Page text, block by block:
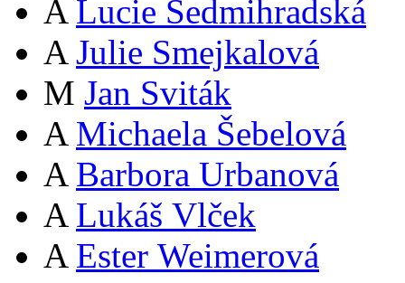
A Lucie Sedmihradská
A Julie Smejkalová
M Jan Sviták
A Michaela Šebelová
A Barbora Urbanová
A Lukáš Vlček
A Ester Weimerová